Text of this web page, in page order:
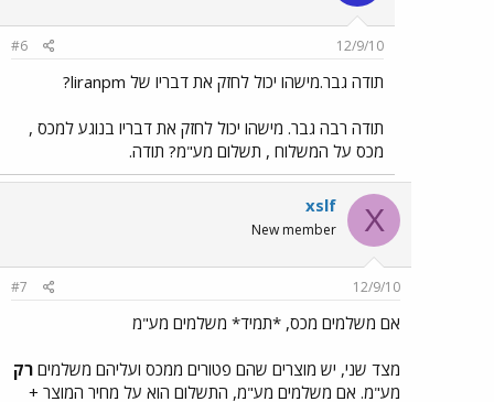
12/9/10
#6
תודה גבר.מישהו יכול לחזק את דבריו של liranpm?
תודה רבה גבר. מישהו יכול לחזק את דבריו בנוגע למכס ,
מכס על המשלוח , תשלום מע"מ? תודה.
X
xslf
New member
12/9/10
#7
אם משלמים מכס, *תמיד* משלמים מע"מ
מצד שני, יש מוצרים שהם פטורים ממכס ועליהם משלמים רק
מע"מ. אם משלמים מע"מ, התשלום הוא על מחיר המוצר +